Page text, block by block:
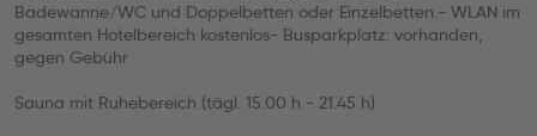
Badewanne/WC und Doppelbetten oder Einzelbetten.- WLAN im
gesamten Hotelbereich kostenlos- Busparkplatz: vorhanden,
gegen Gebühr
Sauna mit Ruhebereich (tägl. 15.00 h - 21.45 h)